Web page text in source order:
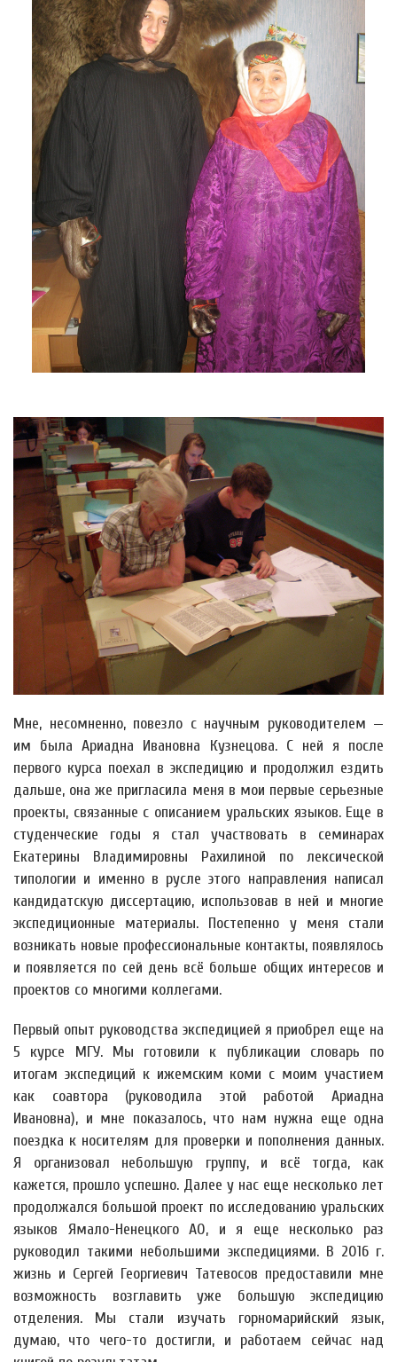
Мне, несомненно, повезло с научным руководителем —
им была Ариадна Ивановна Кузнецова. С ней я после
первого курса поехал в экспедицию и продолжил ездить
дальше, она же пригласила меня в мои первые серьезные
проекты, связанные с описанием уральских языков. Еще в
студенческие годы я стал участвовать в семинарах
Екатерины Владимировны Рахилиной по лексической
типологии и именно в русле этого направления написал
кандидатскую диссертацию, использовав в ней и многие
экспедиционные материалы. Постепенно у меня стали
возникать новые профессиональные контакты, появлялось
и появляется по сей день всё больше общих интересов и
проектов со многими коллегами.
Первый опыт руководства экспедицией я приобрел еще на
5 курсе МГУ. Мы готовили к публикации словарь по
итогам экспедиций к ижемским коми с моим участием
как соавтора (руководила этой работой Ариадна
Ивановна), и мне показалось, что нам нужна еще одна
поездка к носителям для проверки и пополнения данных.
Я организовал небольшую группу, и всё тогда, как
кажется, прошло успешно. Далее у нас еще несколько лет
продолжался большой проект по исследованию уральских
языков Ямало-Ненецкого АО, и я еще несколько раз
руководил такими небольшими экспедициями. В 2016 г.
жизнь и Сергей Георгиевич Татевосов предоставили мне
возможность возглавить уже большую экспедицию
отделения. Мы стали изучать горномарийский язык,
думаю, что чего-то достигли, и работаем сейчас над